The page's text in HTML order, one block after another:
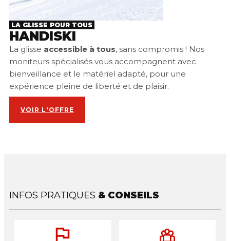
LA GLISSE POUR TOUS
HANDISKI
La glisse accessible à tous, sans compromis ! Nos
moniteurs spécialisés vous accompagnent avec
bienveillance et le matériel adapté, pour une
expérience pleine de liberté et de plaisir.
VOIR L'OFFRE
INFOS PRATIQUES & CONSEILS